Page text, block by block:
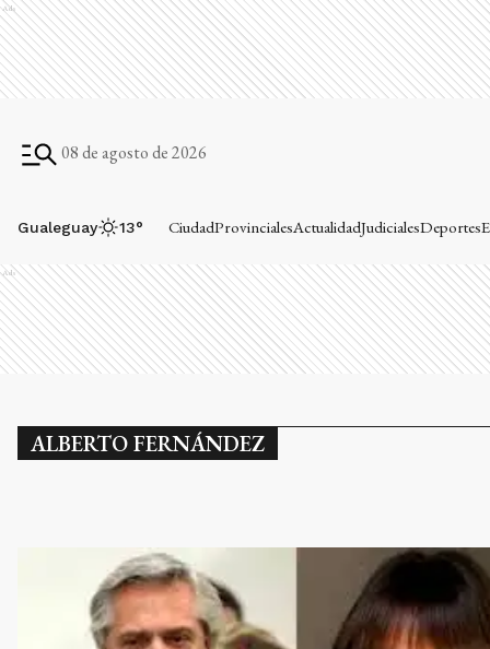
Ads
08 de agosto de 2026
Gualeguay 13° CiudadProvincialesActualidadJudicialesDeportes
Ads
ALBERTO FERNÁNDEZ